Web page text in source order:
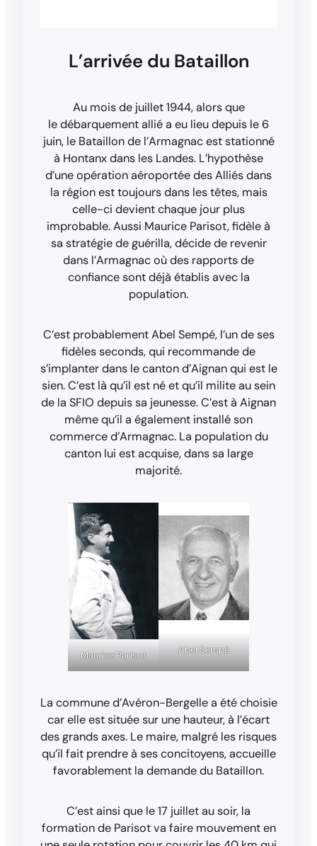
L’arrivée du Bataillon
Au mois de juillet 1944, alors que
le débarquement allié a eu lieu depuis le 6
juin, le Bataillon de l’Armagnac est stationné
à Hontanx dans les Landes. L’hypothèse
d’une opération aéroportée des Alliés dans
la région est toujours dans les têtes, mais
celle-ci devient chaque jour plus
improbable. Aussi Maurice Parisot, fidèle à
sa stratégie de guérilla, décide de revenir
dans l’Armagnac où des rapports de
confiance sont déjà établis avec la
population.
C’est probablement Abel Sempé, l’un de ses
fidèles seconds, qui recommande de
s’implanter dans le canton d’Aignan qui est le
sien. C’est là qu’il est né et qu’il milite au sein
de la SFIO depuis sa jeunesse. C’est à Aignan
même qu’il a également installé son
commerce d’Armagnac. La population du
canton lui est acquise, dans sa large
majorité.
Maurice Parisot Abel Sempé
La commune d’Avéron-Bergelle a été choisie
car elle est située sur une hauteur, à l’écart
des grands axes. Le maire, malgré les risques
qu’il fait prendre à ses concitoyens, accueille
favorablement la demande du Bataillon.
C’est ainsi que le 17 juillet au soir, la
formation de Parisot va faire mouvement en